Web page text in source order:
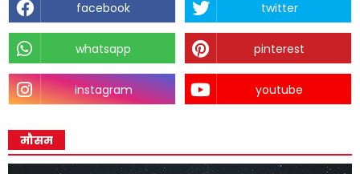
facebook twitter
whatsapp pinterest
instagram youtube
मौसम